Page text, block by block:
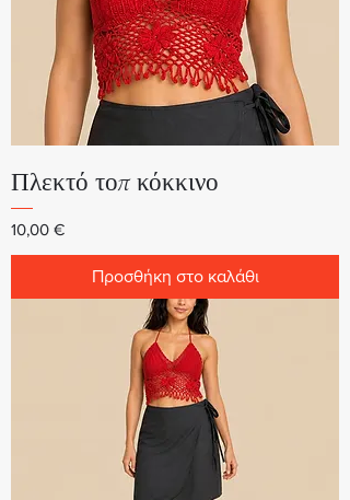
Πλεκτό τοπ κόκκινο
Τιμή
10,00 €
Προσθήκη στο καλάθι